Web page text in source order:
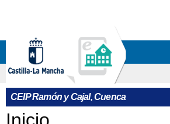
CEIP Ramón y Cajal, Cuenca
Se encuentra usted aquí